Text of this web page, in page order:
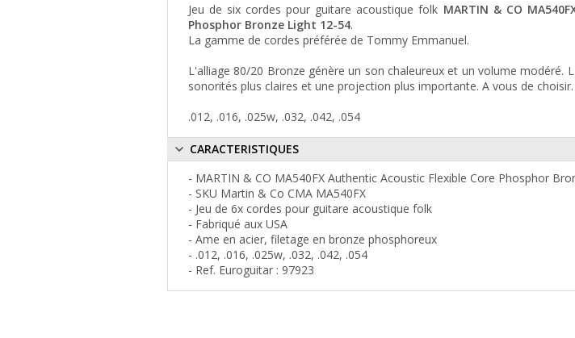
Jeu de six cordes pour guitare acoustique folk MARTIN & CO
Phosphor Bronze Light 12-54.
La gamme de cordes préférée de Tommy Emmanuel.
L'alliage 80/20 Bronze génère un son chaleureux et un volume modéré.
sonorités plus claires et une projection plus importante. A vous de choisir.
.012, .016, .025w, .032, .042, .054
CARACTERISTIQUES
- MARTIN & CO MA540FX Authentic Acoustic Flexible Core Phosphor
- SKU Martin & Co CMA MA540FX
- Jeu de 6x cordes pour guitare acoustique folk
- Fabriqué aux USA
- Ame en acier, filetage en bronze phosphoreux
- .012, .016, .025w, .032, .042, .054
- Ref. Euroguitar : 97923